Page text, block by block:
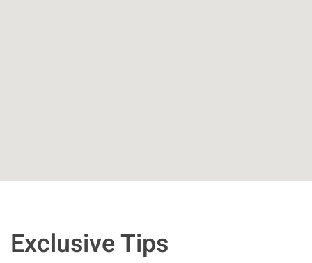
Exclusive Tips